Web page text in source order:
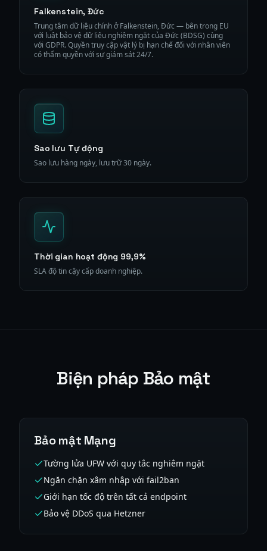
Falkenstein, Đức
Trung tâm dữ liệu chính ở Falkenstein, Đức — bên trong EU
với luật bảo vệ dữ liệu nghiêm ngặt của Đức (BDSG) cùng
với GDPR. Quyền truy cập vật lý bị hạn chế đối với nhân viên
có thẩm quyền với sự giám sát 24/7.
Sao lưu Tự động
Sao lưu hàng ngày, lưu trữ 30 ngày.
Thời gian hoạt động 99,9%
SLA độ tin cậy cấp doanh nghiệp.
Biện pháp Bảo mật
Bảo mật Mạng
Tường lửa UFW với quy tắc nghiêm ngặt
Ngăn chặn xâm nhập với fail2ban
Giới hạn tốc độ trên tất cả endpoint
Bảo vệ DDoS qua Hetzner